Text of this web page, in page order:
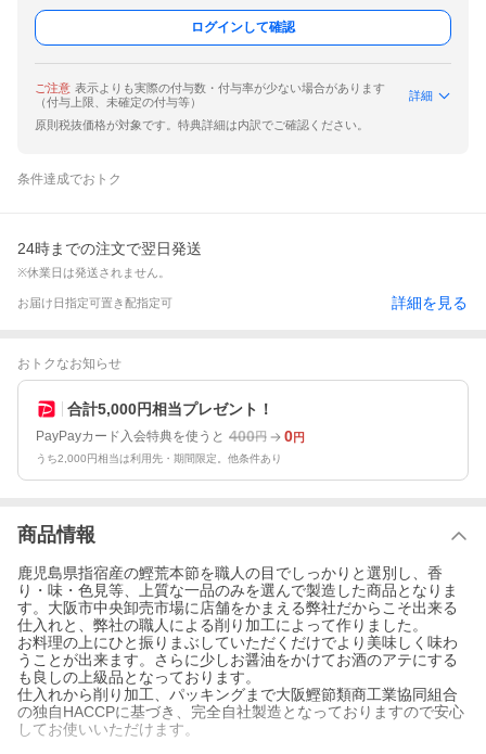
ログインして確認
ご注意 表示よりも実際の付与数・付与率が少ない場合があります
（付与上限、未確定の付与等）
詳細
原則税抜価格が対象です。特典詳細は内訳でご確認ください。
条件達成でおトク
24時までの注文で翌日発送
※休業日は発送されません。
お届け日指定可置き配指定可 詳細を見る
おトクなお知らせ
合計5,000円相当プレゼント！
PayPayカード入会特典を使うと 400円 0円
うち2,000円相当は利用先・期間限定。他条件あり
商品情報
鹿児島県指宿産の鰹荒本節を職人の目でしっかりと選別し、香
り・味・色見等、上質な一品のみを選んで製造した商品となりま
す。大阪市中央卸売市場に店舗をかまえる弊社だからこそ出来る
仕入れと、弊社の職人による削り加工によって作りました。
お料理の上にひと振りまぶしていただくだけでより美味しく味わ
うことが出来ます。さらに少しお醤油をかけてお酒のアテにする
も良しの上級品となっております。
仕入れから削り加工、パッキングまで大阪鰹節類商工業協同組合
の独自HACCPに基づき、完全自社製造となっておりますので安心
してお使いいただけます。